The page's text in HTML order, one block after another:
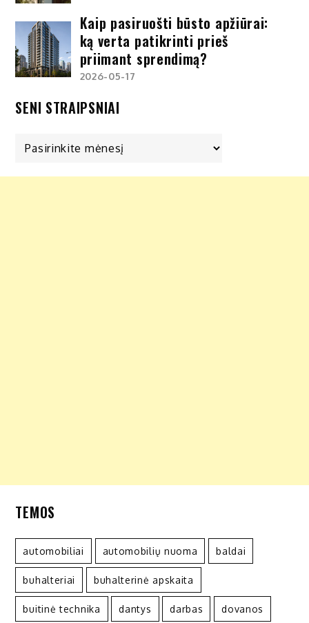
Kaip pasiruošti būsto apžiūrai:
ką verta patikrinti prieš
priimant sprendimą?
2026-05-17
SENI STRAIPSNIAI
TEMOS
automobiliai automobilių nuoma baldai
buhalteriai buhalterinė apskaita
buitinė technika dantys darbas dovanos